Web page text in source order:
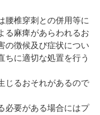
腰椎穿刺との併用等に
る麻痺があらわれるお
の徴候及び症状につい
ちに適切な処置を行う
じるおそれがあるので
必要がある場合にはプ